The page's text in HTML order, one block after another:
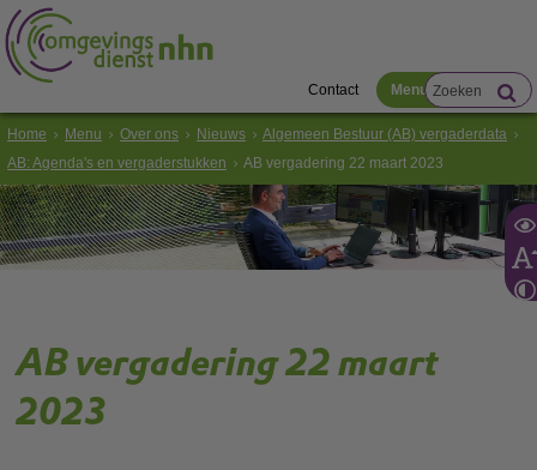
Contact Menu
Home Menu Over ons Nieuws
Algemeen Bestuur (AB) vergaderdata
AB: Agenda's en vergaderstukken
AB vergadering 22 maart 2023
AB vergadering 22 maart
2023